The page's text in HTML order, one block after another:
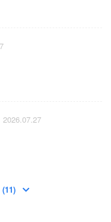
2026.07.27